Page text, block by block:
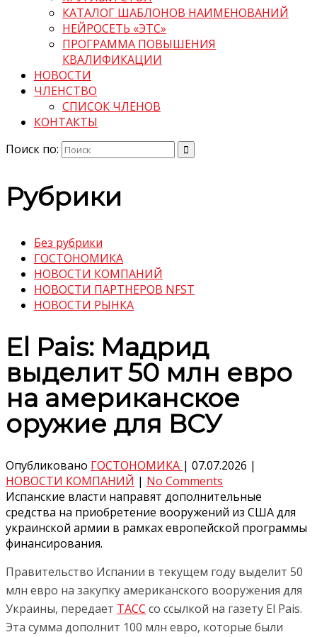
КАТАЛОГ ШАБЛОНОВ НАИМЕНОВАНИЙ
НЕЙРОСЕТЬ «ЭТС»
ПРОГРАММА ПОВЫШЕНИЯ
КВАЛИФИКАЦИИ
НОВОСТИ
ЧЛЕНСТВО
СПИСОК ЧЛЕНОВ
КОНТАКТЫ
Поиск по:
Рубрики
Без рубрики
ГОСТОНОМИКА
НОВОСТИ КОМПАНИЙ
НОВОСТИ ПАРТНЕРОВ NFST
НОВОСТИ РЫНКА
El Pais: Мадрид
выделит 50 млн евро
на американское
оружие для ВСУ
Опубликовано ГОСТОНОМИКА | 07.07.2026 |
НОВОСТИ КОМПАНИЙ | No Comments
Испанские власти направят дополнительные
средства на приобретение вооружений из США для
украинской армии в рамках европейской программы
финансирования.
Правительство Испании в текущем году выделит 50
млн евро на закупку американского вооружения для
Украины, передает ТАСС со ссылкой на газету El Pais.
Эта сумма дополнит 100 млн евро, которые были